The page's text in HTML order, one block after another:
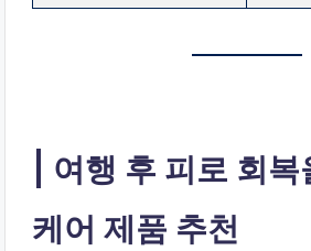
여행 후 피로 회복
케어 제품 추천